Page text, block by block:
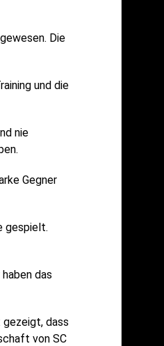
Die
und die
nie
Gegner
gespielt.
das
dass
von SC